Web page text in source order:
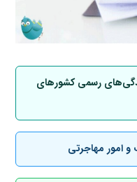
رسمی کشورهای
و امور مهاجرتی